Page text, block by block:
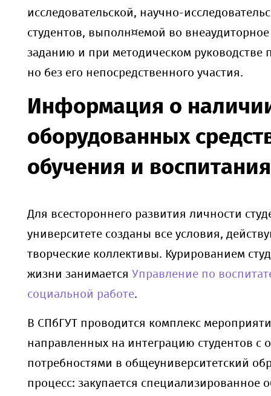
исследовательской, научно-
студентов, выполн¤емой во
заданию и при методическом руководстве
но без его непосредственного участия.
Информация о
оборудованных
обучения и воспитания
Для всестороннего развития личности
университете созданы все условия,
творческие коллективы. Курированием
жизни занимается Управление по
социальной работе.
В СПбГУТ проводится комплекс
направленных на интеграцию студентов с
потребностями в общеуниверситетский
процесс: закупается специализированное